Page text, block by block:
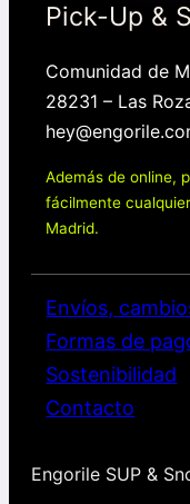
Pick-Up &
Comunidad de
28231 – Las
Además de online,
fácilmente
Madrid.
Envíos,
Formas de
Sostenibilidad
Contacto
Engorile SUP &